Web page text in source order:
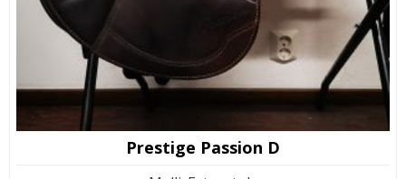
Prestige Passion D